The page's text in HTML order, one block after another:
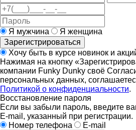
Я мужчина
Я женщина
Зарегистрироваться
Хочу быть в курсе новинок и
Нажимая на кнопку
компании Funky Dunky своё
персональных данных,
Политикой о конфиденциальности.
Восстановление пароля
Если вы забыли пароль, введите
E-mail, указанный при регистрации.
Номер телефона
E-mail